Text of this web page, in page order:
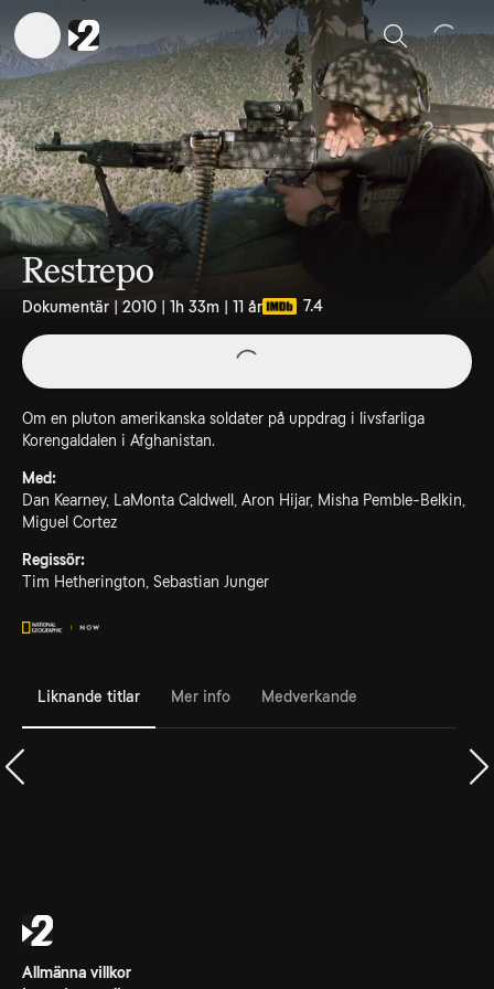
Sök
Restrepo
Dokumentär | 2010 | 1h 33m | 11 år 7.4
Om en pluton amerikanska soldater på uppdrag i livsfarliga
Korengaldalen i Afghanistan.
Med:
Dan Kearney, LaMonta Caldwell, Aron Hijar, Misha Pemble-Belkin,
Miguel Cortez
Regissör:
Tim Hetherington, Sebastian Junger
Liknande titlar Mer info Medverkande
Allmänna villkor